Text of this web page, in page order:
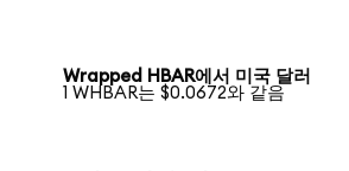
Wrapped HBAR에서 미국 달러
1 WHBAR는 $0.0672와 같음